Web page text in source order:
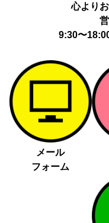
心より
9:30〜
メール
フォーム